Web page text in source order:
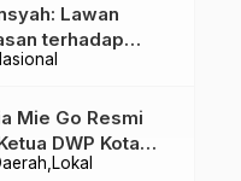
Lawan
terhadap
Lokal
Mie Go Resmi
DWP Kota